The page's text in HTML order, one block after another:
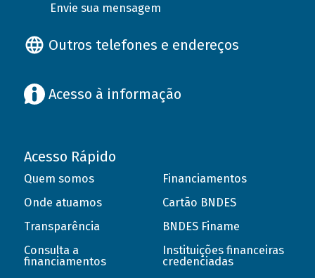
Envie sua mensagem
Outros telefones e endereços
Acesso à informação
Acesso Rápido
Quem somos
Onde atuamos
Transparência
Consulta a
financiamentos
Financiamentos
Cartão BNDES
BNDES Finame
Instituições financeiras
credenciadas